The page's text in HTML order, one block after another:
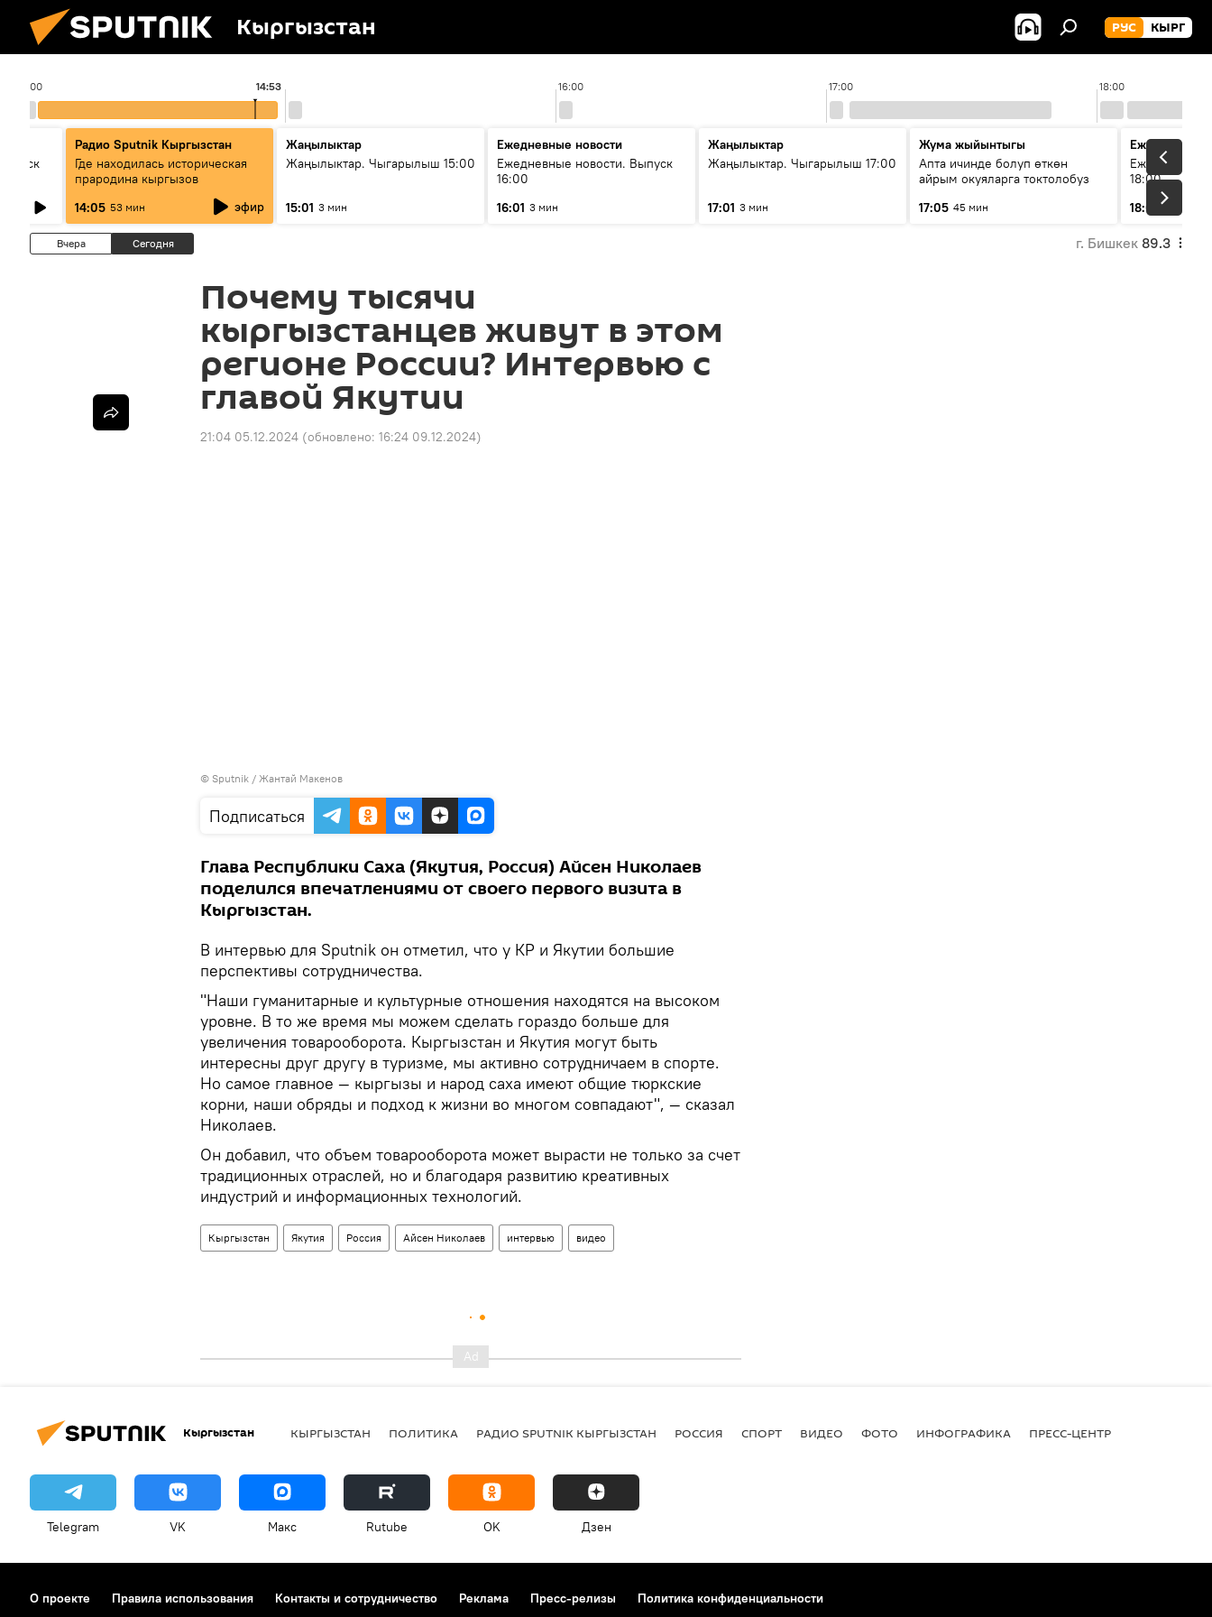
Кыргызстан РУС КЫРГ
14:00 16:00 17:00 18:00
14:53
Радио Sputnik Кыргызстан
Где находилась историческая
прародина кыргызов
14:05 53 мин эфир
Жаңылыктар
Жаңылыктар. Чыгарылыш 15:00
15:01 3 мин
Ежедневные новости
Ежедневные новости. Выпуск
16:00
16:01 3 мин
Жаңылыктар
Жаңылыктар. Чыгарылыш 17:00
17:01 3 мин
Жума жыйынтыгы
Апта ичинде болуп өткөн
айрым окуяларга токтолобуз
17:05 45 мин
Ежедневные
Ежедневные
18:00
18:01
5 мин
Вчера Сегодня г. Бишкек 89.3
Почему тысячи
кыргызстанцев живут в этом
регионе России? Интервью с
главой Якутии
21:04 05.12.2024 (обновлено: 16:24 09.12.2024)
© Sputnik / Жантай Макенов
Подписаться
Глава Республики Саха (Якутия, Россия) Айсен Николаев
поделился впечатлениями от своего первого визита в
Кыргызстан.
В интервью для Sputnik он отметил, что у КР и Якутии большие
перспективы сотрудничества.
"Наши гуманитарные и культурные отношения находятся на высоком
уровне. В то же время мы можем сделать гораздо больше для
увеличения товарооборота. Кыргызстан и Якутия могут быть
интересны друг другу в туризме, мы активно сотрудничаем в спорте.
Но самое главное — кыргызы и народ саха имеют общие тюркские
корни, наши обряды и подход к жизни во многом совпадают", — сказал
Николаев.
Он добавил, что объем товарооборота может вырасти не только за счет
традиционных отраслей, но и благодаря развитию креативных
индустрий и информационных технологий.
Кыргызстан Якутия Россия Айсен Николаев интервью видео
Кыргызстан КЫРГЫЗСТАН ПОЛИТИКА РАДИО SPUTNIK КЫРГЫЗСТАН РОССИЯ СПОРТ ВИДЕО ФОТО ИНФОГРАФИКА ПРЕСС-ЦЕНТР
Telegram VK Макс Rutube OK Дзен
О проекте Правила использования Контакты и сотрудничество Реклама Пресс-релизы
Политика конфиденциальности